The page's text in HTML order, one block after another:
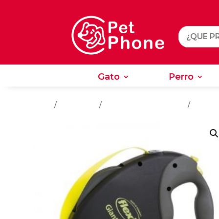
Gato Perro
/ / /